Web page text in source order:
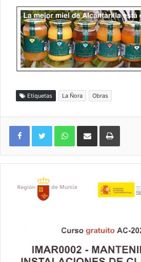
Etiquetas La Ñora Obras
WhatsAppCompartir por correo electrónicoImprimir